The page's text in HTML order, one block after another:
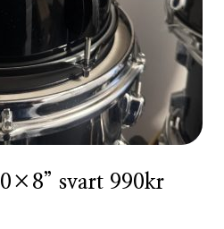
svart 990kr